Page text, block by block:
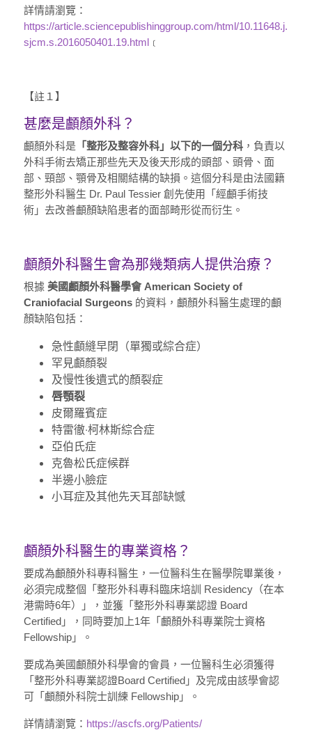
詳情請瀏覽：
https://article.sciencepublishinggroup.com/html/10.11648.j.
sjcm.s.2016050401.19.html﹝
【註１】
甚麼是顱顏外科？
顱顏外科是「整形及整容外科」以下的一個分科，負責以
外科手術去矯正那些先天及後天形成的頭部、頭骨、面
部、頸部、顎骨及相關結構的缺損。這個分科是由法國籍
整形外科醫生 Dr. Paul Tessier 創先使用「經顱手術技
術」去改善顱顏缺陷患者的面部畸形從而衍生。
顱顏外科醫生會為那幾類病人提供治療？
根據 美國顱顏外科醫學會 American Society of
Craniofacial Surgeons的資料，顱顏外科醫生處理的顱
顏缺陷包括：
急性顱縫早閉（單獨或綜合症）
罕見顱顏裂
及慢性後遺式的顏裂症
唇顎裂
皮爾羅賓症
特雷徹‧柯林斯綜合症
亞伯氏症
克魯松氏症候群
半邊小臉症
小耳症及其他先天耳部缺憾
顱顏外科醫生的專業資格？
要成為顱顏外科專科醫生，一位醫科生在醫學院畢業後，
必須完成整個「整形外科專科臨床培訓 Residency（在本
港需時6年）」，並獲「整形外科專業認證 Board
Certified」，同時要加上1年「顱顏外科專業院士資格
Fellowship」。
要成為美國顱顏外科學會的會員，一位醫科生必須獲得
「整形外科專業認證Board Certified」及完成由該學會認
可「顱顏外科院士訓練 Fellowship」。
詳情請瀏覽： https://ascfs.org/Patients/